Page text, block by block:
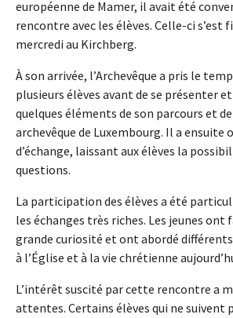
européenne de Mamer, il avait été
rencontre avec les élèves. Celle-ci s’est
mercredi au Kirchberg.
À son arrivée, l’Archevêque a pris le
plusieurs élèves avant de se présenter
quelques éléments de son parcours et
archevêque de Luxembourg. Il a ensuite
d’échange, laissant aux élèves la
questions.
La participation des élèves a été
les échanges très riches. Les jeunes ont
grande curiosité et ont abordé
à l’Église et à la vie chrétienne
L’intérêt suscité par cette rencontre a
attentes. Certains élèves qui ne suivent